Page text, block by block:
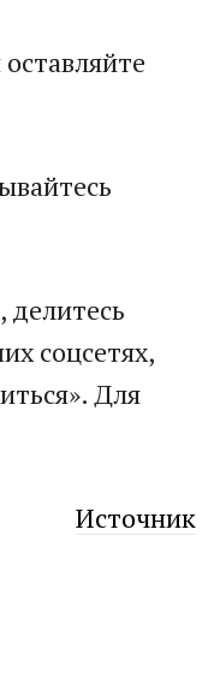
соцсетях,
Для
Источник